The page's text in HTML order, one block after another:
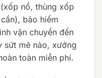
nổ, thùng xốp
bảo hiểm
vận chuyển đến
sứt mẻ nào, xưởng
toàn miễn phí.